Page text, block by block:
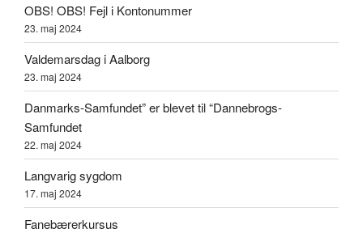
OBS! OBS! Fejl i Kontonummer
23. maj 2024
Valdemarsdag i Aalborg
23. maj 2024
Danmarks-Samfundet” er blevet til “Dannebrogs-
Samfundet
22. maj 2024
Langvarig sygdom
17. maj 2024
Fanebærerkursus